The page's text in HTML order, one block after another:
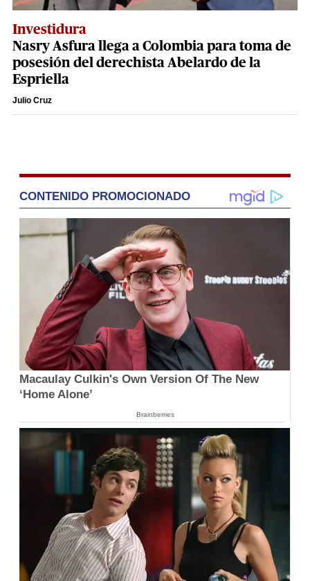
Investidura
Nasry Asfura llega a Colombia para toma de
posesión del derechista Abelardo de la
Espriella
Julio Cruz
CONTENIDO PROMOCIONADO
Macaulay Culkin's Own Version Of The New
‘Home Alone’
Brainberries